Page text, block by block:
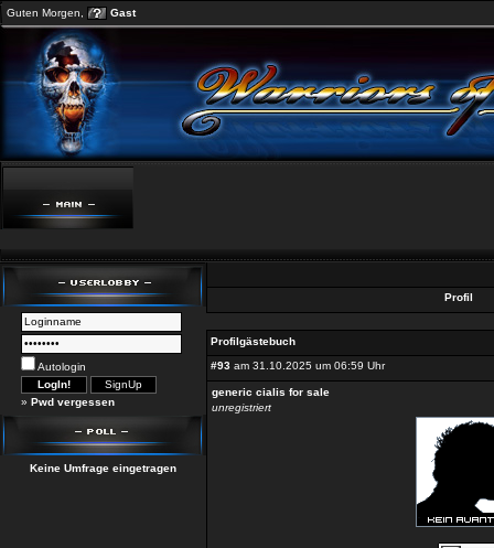
Guten Morgen, Gast
Autologin
» Pwd vergessen
Keine Umfrage eingetragen
Profil
Profilgästebuch
#93 am 31.10.2025 um 06:59 Uhr
generic cialis for sale
unregistriert